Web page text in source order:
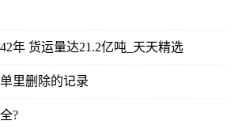
年 货运量达21.2亿吨_天天精选
里删除的记录
?